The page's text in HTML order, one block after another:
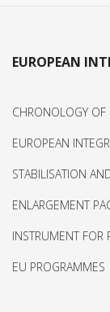
EUROPEAN
CHRONOLOGY OF
EUROPEAN
STABILISATION
ENLARGEMENT
INSTRUMENT FOR
EU PROGRAMMES